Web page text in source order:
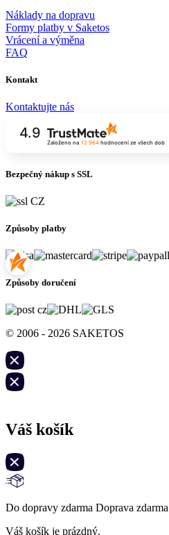
Náklady na dopravu
Formy platby v Saketos
Vrácení a výměna
FAQ
Kontakt
Kontaktujte nás
4.9
Založeno na 12 964hodnocení ze všech dob
Bezpečný nákup s SSL
Způsoby platby
Způsoby doručení
© 2006 - 2026 SAKETOS
Váš košík
Do dopravy zdarma Doprava
Váš košík je prázdný.